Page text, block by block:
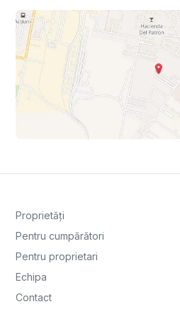
Proprietăți
Pentru cumpărători
Pentru proprietari
Echipa
Contact